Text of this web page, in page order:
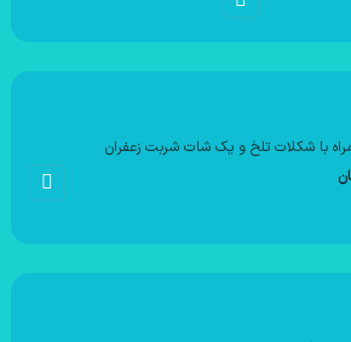
با شکلات تلخ و یک شات شربت زعفران